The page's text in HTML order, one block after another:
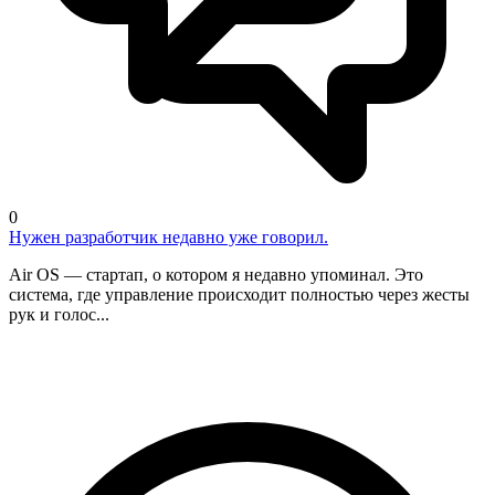
0
Нужен разработчик недавно уже говорил.
Air OS — стартап, о котором я недавно упоминал. Это
система, где управление происходит полностью через жесты
рук и голос...